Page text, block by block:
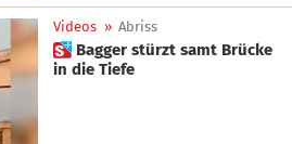
Videos » Abriss
 Bagger stürzt samt Brücke
in die Tiefe